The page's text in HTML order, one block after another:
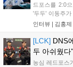
드포스를 2:0
'두두' 이동주
다. 먼저 오랜
인터뷰 | 김홍제
[LCK] DNS
두 아쉬웠다"
농심 레드포스